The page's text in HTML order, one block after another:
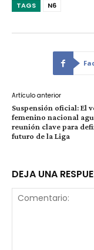
TAGS N6
Artículo anterior
Suspensión oficial: El
femenino nacional
reunión clave para
futuro de la Liga
DEJA UNA